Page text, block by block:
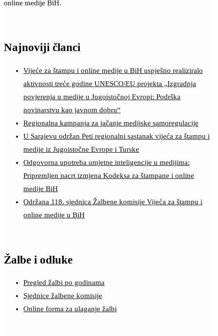
online medije BiH.
Najnoviji članci
Vijeće za štampu i online medije u BiH uspješno realiziralo
aktivnosti treće godine UNESCO/EU projekta „Izgradnja
povjerenja u medije u Jugoistočnoj Evropi: Podrška
novinarstvu kao javnom dobru“
Regionalna kampanja za jačanje medijske samoregulacije
U Sarajevu održan Peti regionalni sastanak vijeća za štampu i
medije iz Jugoistočne Evrope i Turske
Odgovorna upotreba umjetne inteligencije u medijima:
Pripremljen nacrt izmjena Kodeksa za štampane i online
medije BiH
Održana 118. sjednica Žalbene komisije Vijeća za štampu i
online medije u BiH
Žalbe i odluke
Pregled žalbi po godinama
Sjednice žalbene komisije
Online forma za ulaganje žalbi